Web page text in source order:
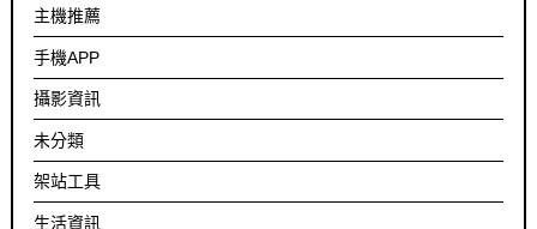
主機推薦
手機APP
攝影資訊
未分類
架站工具
生活資訊